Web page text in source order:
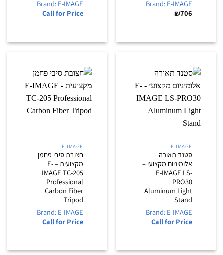
Brand: E-IMAGE
₪706
Brand: E-IMAGE
Call for Price
E-IMAGE
סטנד תאורה
אלומיניום מקצועי –
E-IMAGE LS-
PRO30
Aluminum Light
Stand
Brand: E-IMAGE
Call for Price
E-IMAGE
חצובת סיבי פחמן
מקצועית – E-
IMAGE TC-205
Professional
Carbon Fiber
Tripod
Brand: E-IMAGE
Call for Price